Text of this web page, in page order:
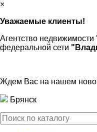
×
Уважаемые клиенты!
Агентство недвижимости
федеральной сети
Ждем Вас на нашем
Брянск